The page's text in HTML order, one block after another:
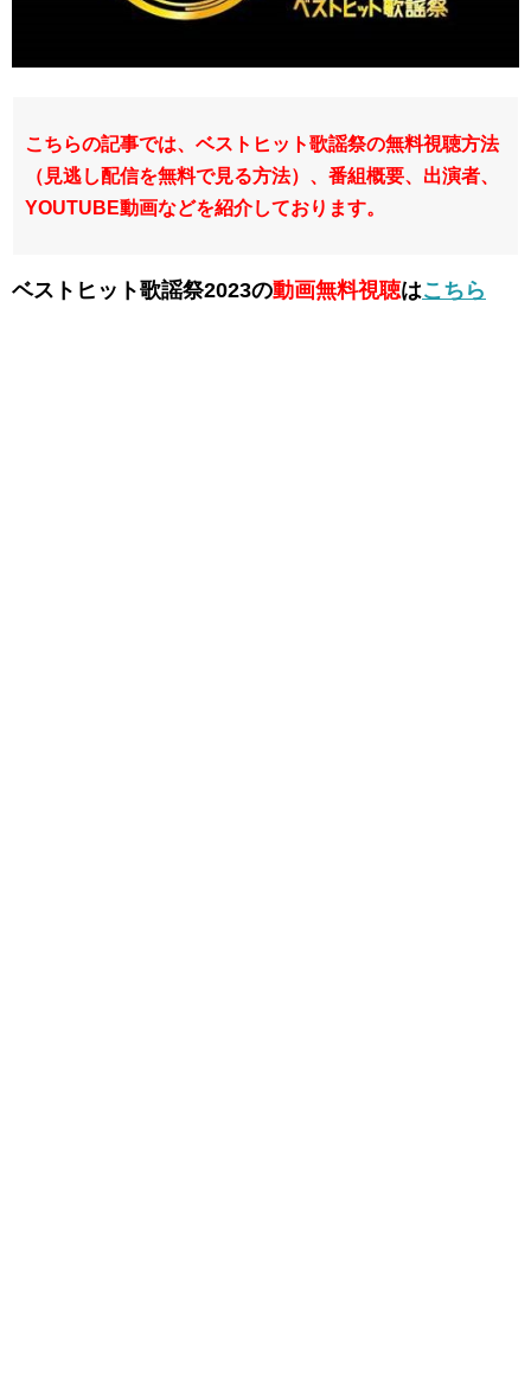
こちらの記事では、ベストヒット歌謡祭の無料視聴方法
（見逃し配信を無料で見る方法）、番組概要、出演者、
YOUTUBE動画などを紹介しております。
ベストヒット歌謡祭2023の動画無料視聴はこちら